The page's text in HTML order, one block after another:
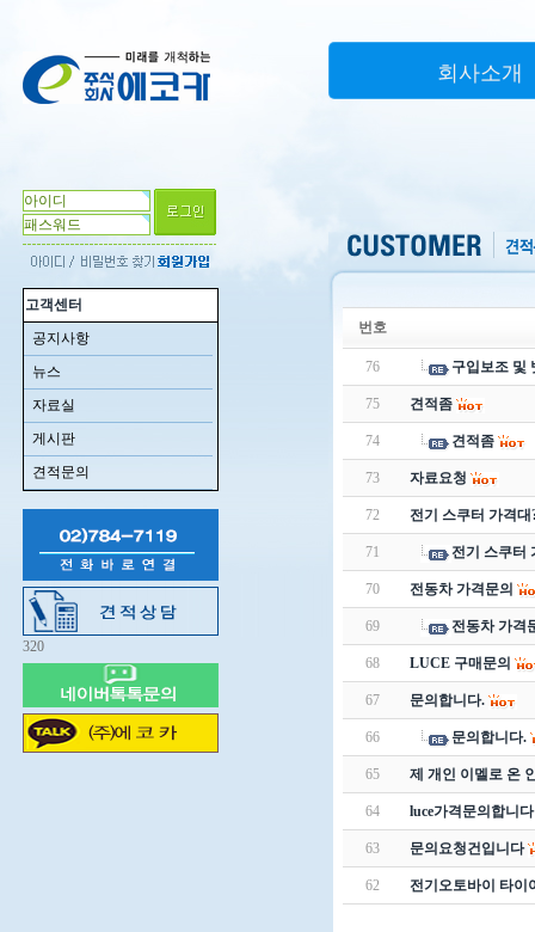
고객센터
공지사항
뉴스
자료실
게시판
견적문의
320
회사소개
번호
76 구입보조 및
75 견적좀
74 견적좀
73 자료요청
72 전기 스쿠터 가격대
71 전기 스쿠터
70 전동차 가격문의
69 전동차 가격
68 LUCE 구매문의
67 문의합니다.
66 문의합니다.
65 제 개인 이멜로 온
64 luce가격문의합니다
63 문의요청건입니다
62 전기오토바이 타